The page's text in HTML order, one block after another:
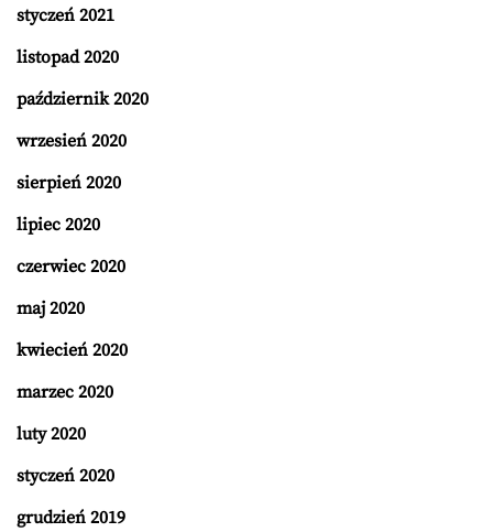
styczeń 2021
listopad 2020
październik 2020
wrzesień 2020
sierpień 2020
lipiec 2020
czerwiec 2020
maj 2020
kwiecień 2020
marzec 2020
luty 2020
styczeń 2020
grudzień 2019